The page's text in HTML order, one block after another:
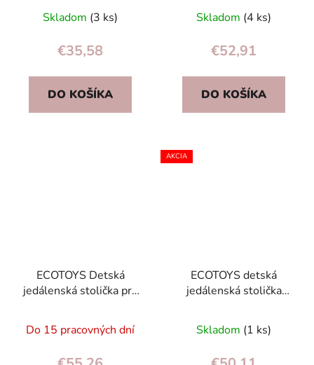
Skladom (3 ks)
€35,58
DO KOŠÍKA
Skladom (4 ks)
€52,91
DO KOŠÍKA
ECOTOYS Detská
jedálenská stolička pre
bodové pásy, podnožka
Do 15 pracovných dní
AKCIA
ECOTOYS detská
jedálenská stolička
odnímateľný podnos,
5‑bodové pásy
Skladom (1 ks)